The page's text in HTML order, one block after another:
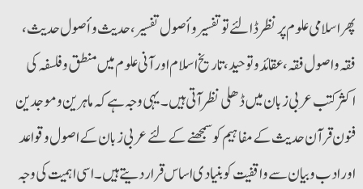
پھر اسلامی علوم پر نظر ڈالئے تو تفسیر و أصول تفسیر، حدیث و أصول حدیث ،
فقہ و اصول فقہ ، عقائد و توحید ، تاریخ اسلام اور آنی علوم میں منطق و فلسفہ کی
اکثر کتب عربی زبان میں ڈھلی نظر آتی ہیں۔ یہی وجہ ہے کہ ماہرین و موجدین
فنون قرآن حدیث کے مفاہیم کو سمجھنے کے لئے عربی زبان کے اصول وقواعد
اور ادب و بیان سے واقفیت کو بنیادی اساس قرار دیتے ہیں۔ اسی اہمیت کی وجہ